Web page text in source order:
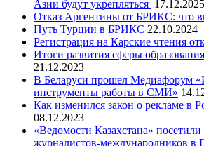
Азии будут укрепляться 17.12.2025
Отказ Аргентины от БРИКС: что
Путь Турции в БРИКС 22.10.2024
Регистрация на Карские чтения
Итоги развития сферы
21.12.2023
В Беларуси прошел Медиафорум
инструменты работы в СМИ»
Как изменился закон о рекламе в
08.12.2023
«Ведомости Казахстана» посетили
журналистов-международников в